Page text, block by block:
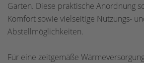
Garten. Diese praktische Anordnung
Komfort sowie vielseitige Nutzungs-
Abstellmöglichkeiten.
Für eine zeitgemäße